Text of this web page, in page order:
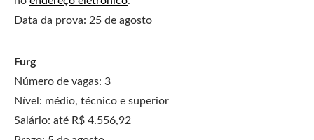
Data da prova: 25 de agosto
Furg
Número de vagas: 3
Nível: médio, técnico e superior
Salário: até R$ 4.556,92